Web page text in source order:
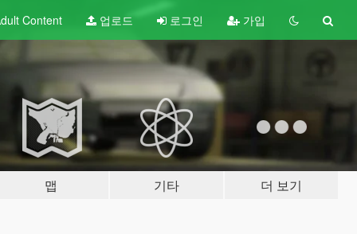
Content 업로드 로그인 가입
맵 기타 더 보기